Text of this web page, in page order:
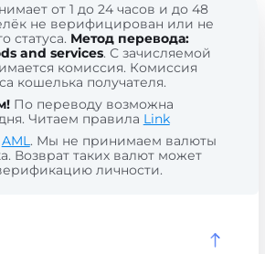
от 1 до 24 часов и до 48
не верифицирован или не
статуса. Метод перевода:
and services. С зачисляемой
комиссия. Комиссия
кошелька получателя.
По переводу возможна
Читаем правила Link
AML. Мы не принимаем валюты
Возврат таких валют может
личности.